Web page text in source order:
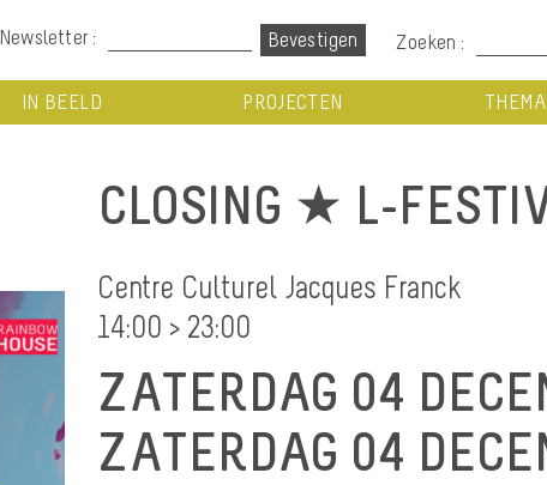
Newsletter : Zoeken :
IN BEELD PROJECTEN
CLOSING ★ L-
Centre Culturel Jacques Franck
14:00 > 23:00
ZATERDAG 04
ZATERDAG 04